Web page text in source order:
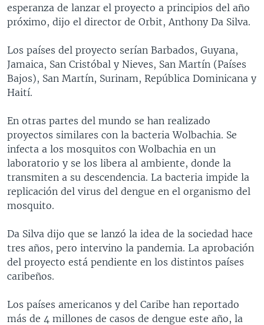
esperanza de lanzar el proyecto a principios del año
próximo, dijo el director de Orbit, Anthony Da Silva.
Los países del proyecto serían Barbados, Guyana,
Jamaica, San Cristóbal y Nieves, San Martín (Países
Bajos), San Martín, Surinam, República Dominicana y
Haití.
En otras partes del mundo se han realizado
proyectos similares con la bacteria Wolbachia. Se
infecta a los mosquitos con Wolbachia en un
laboratorio y se los libera al ambiente, donde la
transmiten a su descendencia. La bacteria impide la
replicación del virus del dengue en el organismo del
mosquito.
Da Silva dijo que se lanzó la idea de la sociedad hace
tres años, pero intervino la pandemia. La aprobación
del proyecto está pendiente en los distintos países
caribeños.
Los países americanos y del Caribe han reportado
más de 4 millones de casos de dengue este año, la